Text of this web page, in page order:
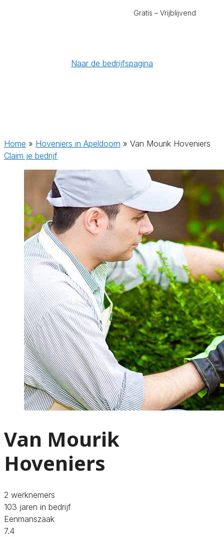
Gratis – Vrijblijvend
Naar de bedrijfspagina
Home » Hoveniers in Apeldoorn » Van Mourik Hoveniers
Claim je bedrijf
Van Mourik
Hoveniers
2 werknemers
103 jaren in bedrijf
Eenmanszaak
7.4